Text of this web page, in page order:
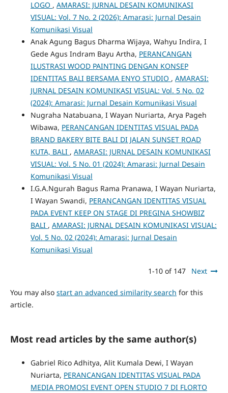
LOGO , AMARASI: JURNAL DESAIN KOMUNIKASI
VISUAL: Vol. 7 No. 2 (2026): Amarasi: Jurnal Desain
Komunikasi Visual
Anak Agung Bagus Dharma Wijaya, Wahyu Indira, I
Gede Agus Indram Bayu Artha, PERANCANGAN
ILUSTRASI WOOD PAINTING DENGAN KONSEP
IDENTITAS BALI BERSAMA ENYO STUDIO , AMARASI:
JURNAL DESAIN KOMUNIKASI VISUAL: Vol. 5 No. 02
(2024): Amarasi: Jurnal Desain Komunikasi Visual
Nugraha Natabuana, I Wayan Nuriarta, Arya Pageh
Wibawa, PERANCANGAN IDENTITAS VISUAL PADA
BRAND BAKERY BITE BALI DI JALAN SUNSET ROAD
KUTA, BALI , AMARASI: JURNAL DESAIN KOMUNIKASI
VISUAL: Vol. 5 No. 01 (2024): Amarasi: Jurnal Desain
Komunikasi Visual
I.G.A.Ngurah Bagus Rama Pranawa, I Wayan Nuriarta,
I Wayan Swandi, PERANCANGAN IDENTITAS VISUAL
PADA EVENT KEEP ON STAGE DI PREGINA SHOWBIZ
BALI , AMARASI: JURNAL DESAIN KOMUNIKASI VISUAL:
Vol. 5 No. 02 (2024): Amarasi: Jurnal Desain
Komunikasi Visual
1-10 of 147 Next
You may also start an advanced similarity search for this
article.
Most read articles by the same author(s)
Gabriel Rico Adhitya, Alit Kumala Dewi, I Wayan
Nuriarta, PERANCANGAN IDENTITAS VISUAL PADA
MEDIA PROMOSI EVENT OPEN STUDIO 7 DI FLORTO